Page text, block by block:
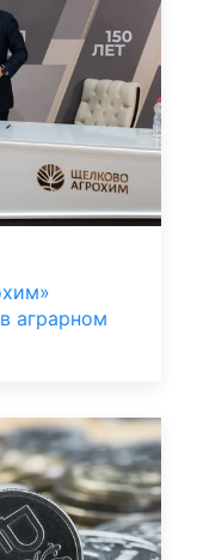
аграрном